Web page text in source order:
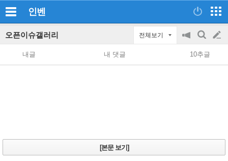
인벤
오픈이슈갤러리 전체보기
공
지
on/off
검
색
글
쓰
내글 내 댓글 10추글
[본문 보기]